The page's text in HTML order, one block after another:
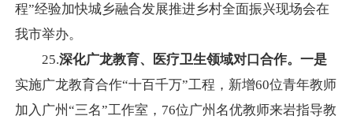
程”经验加快城乡融合发展推进乡村全面振兴现场会在
我市举办。
25.深化广龙教育、医疗卫生领域对口合作。一是
实施广龙教育合作“十百千万”工程，新增60位青年教师
加入广州“三名”工作室，76位广州名优教师来岩指导教